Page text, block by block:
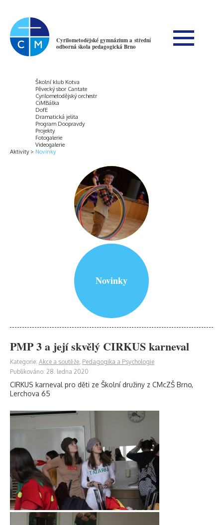
Cyrilometodějské gymnázium a střední
odborná škola pedagogická Brno
Aktivity
Školní klub Kotva
Pěvecký sbor Cantate
Cyrilometodějský orchestr
CiMBálka
DofE
Dramatická jelita
Program Doopravdy
Projekty
Fotogalerie
Videogalerie
Novinky
Novinky
PMP 3 a její skvělý CIRKUS karneval
Kategorie: Akce a soutěže, Pedagogika a Psychologie
Publikováno: 28. ledna 2020
CIRKUS karneval pro děti ze Školní družiny z CMcZŠ Brno,
Lerchova 65